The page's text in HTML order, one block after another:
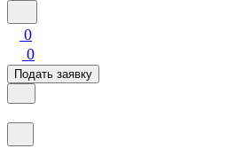
0
0
Подать заявку